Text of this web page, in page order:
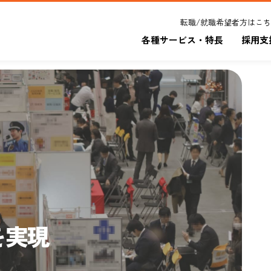
転職/就職希望者方はこ
各種サービス・特長 採用
現